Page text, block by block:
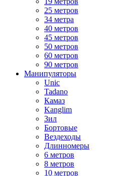
25 метров
34 метра
40 метров
45 метров
50 метров
60 метров
90 метров
Манипуляторы
Unic
Tadano
Камаз
Kanglim
Зил
Бортовые
Вездеходы
Длинномеры
6 метров
8 метров
10 метров